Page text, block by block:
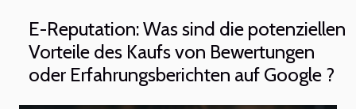
E-Reputation: Was sind die potenziellen
Vorteile des Kaufs von Bewertungen
oder Erfahrungsberichten auf Google ?